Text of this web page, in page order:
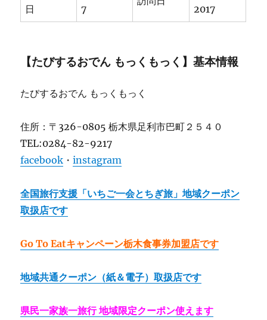
日
7
2017
【たびするおでん もっくもっく】基本情報
たびするおでん もっくもっく
住所：〒326-0805 栃木県足利市巴町２５４０
TEL:0284-82-9217
facebook ・instagram
全国旅行支援「いちご一会とちぎ旅」地域クーポン
取扱店です
Go To Eatキャンペーン栃木食事券加盟店です
地域共通クーポン（紙＆電子）取扱店です
県民一家族一旅行 地域限定クーポン使えます